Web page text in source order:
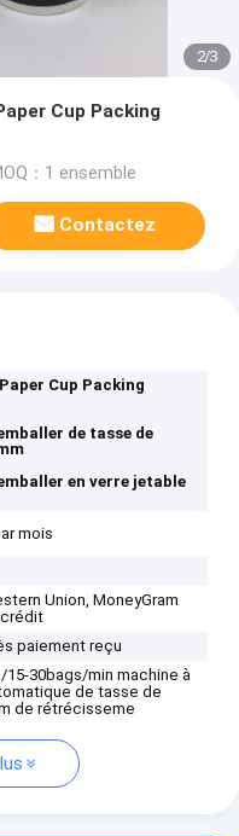
2/3
Cup Packing
：1 ensemble
Contactez
Cup Packing
de tasse de
en verre jetable
mois
Union, MoneyGram
paiement reçu
15-30bags/min machine à
de tasse de
de rétrécisseme